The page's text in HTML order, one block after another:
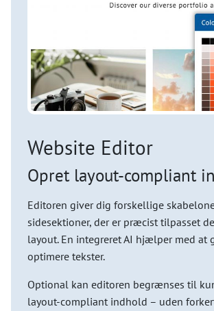
Website Editor
Opret layout-compliant
Editoren giver dig forskellige
sidesektioner, der er præcist tilpasset
layout. En integreret AI hjælper med at
optimere tekster.
Optional kan editoren begrænses til
layout-compliant indhold – uden